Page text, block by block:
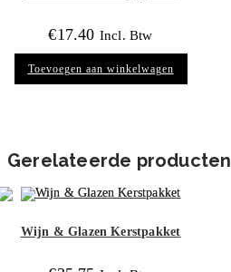
€17.40 Incl. Btw
Toevoegen aan winkelwagen
Gerelateerde producten
Wijn & Glazen Kerstpakket